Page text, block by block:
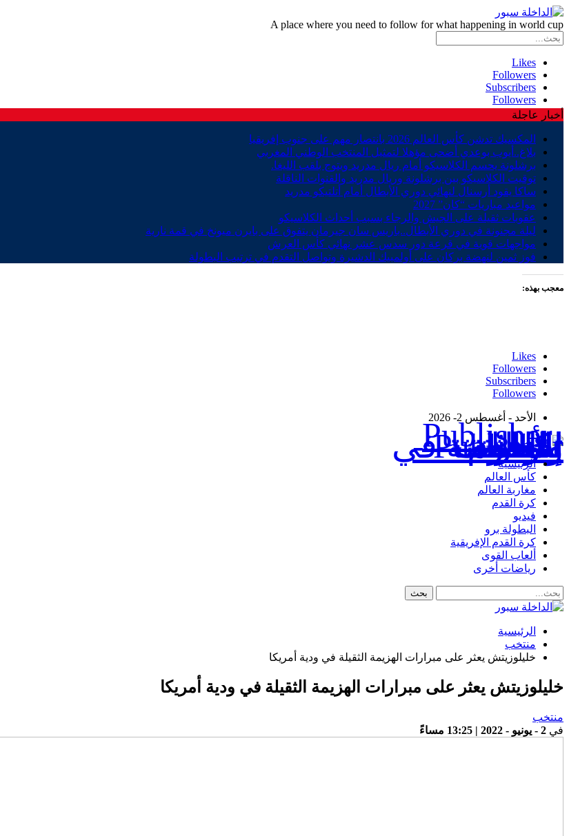
A place where you need to follow for what happening in world cup
Likes
Followers
Subscribers
Followers
أخبار عاجلة
المكسيك تدشن كأس العالم 2026 بانتصار مهم على جنوب إفريقيا
بلاغ..أيوب بوعدي أضحى مؤهلا لتمثيل المنتخب الوطني المغربي
برشلونة يحسم الكلاسيكو أمام ريال مدريد ويتوج بلقب الليغا.
توقيت الكلاسيكو بين برشلونة وريال مدريد والقنوات الناقلة
ساكا يقود أرسنال لنهائي دوري الأبطال أمام أتلتيكو مدريد
مواعيد مباريات “كان” 2027
عقوبات ثقيلة على الجيش والرجاء بسبب أحداث الكلاسيكو
ليلة مجنونة في دوري الأبطال..باريس سان جيرمان يتفوق على بايرن ميونخ في قمة نارية
مواجهات قوية في قرعة دور سدس عشر نهائي كأس العرش
فوز ثمين لنهضة بركان على أولمبيك الدشيرة وتواصل التقدم في ترتيب البطولة
معجب بهذه:
Likes
Followers
Subscribers
Followers
الأحد - أغسطس 2- 2026
Publisher - تغطية إخبارية لكافة الأحداث الرياضية في المغرب والعالم.
الرئيسية
كأس العالم
مغاربة العالم
كرة القدم
فيديو
البطولة برو
كرة القدم الإفريقية
ألعاب القوى
رياضات أخرى
الرئيسية
منتخب
خليلوزيتش يعثر على مبرارات الهزيمة الثقيلة في ودية أمريكا
خليلوزيتش يعثر على مبرارات الهزيمة الثقيلة في ودية أمريكا
منتخب
في 2 - يونيو - 2022 | 13:25 مساءً